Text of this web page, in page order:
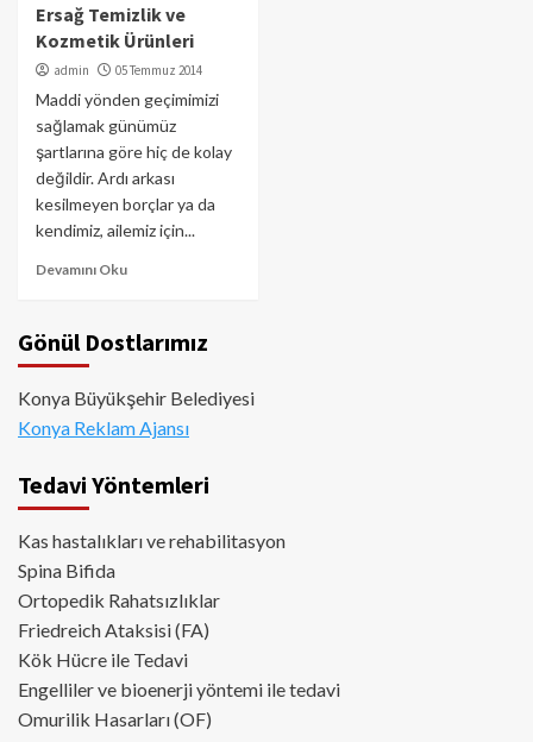
Ersağ Temizlik ve
Kozmetik Ürünleri
admin 05 Temmuz 2014
Maddi yönden geçimimizi
sağlamak günümüz
şartlarına göre hiç de kolay
değildir. Ardı arkası
kesilmeyen borçlar ya da
kendimiz, ailemiz için...
Devamını Oku
Gönül Dostlarımız
Konya Büyükşehir Belediyesi
Konya Reklam Ajansı
Tedavi Yöntemleri
Kas hastalıkları ve rehabilitasyon
Spina Bifida
Ortopedik Rahatsızlıklar
Friedreich Ataksisi (FA)
Kök Hücre ile Tedavi
Engelliler ve bioenerji yöntemi ile tedavi
Omurilik Hasarları (OF)